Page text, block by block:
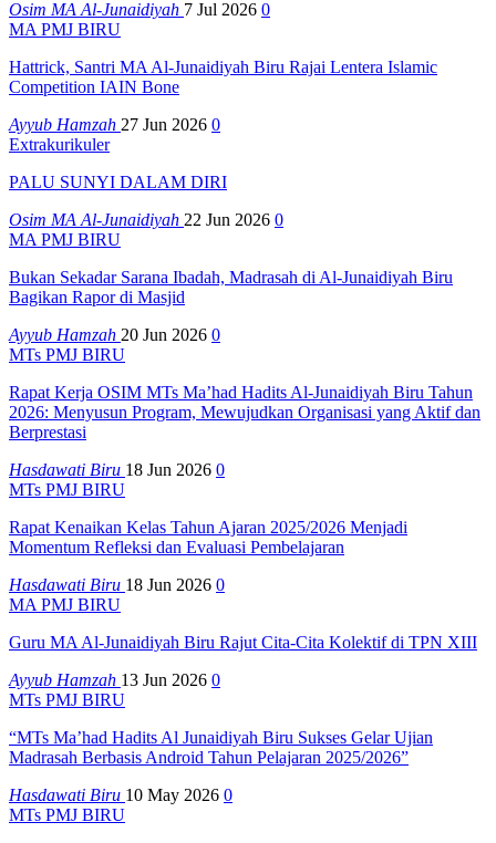
Osim MA Al-Junaidiyah 7 Jul 2026 0
MA PMJ BIRU
Hattrick, Santri MA Al-Junaidiyah Biru Rajai Lentera Islamic
Competition IAIN Bone
Ayyub Hamzah 27 Jun 2026 0
Extrakurikuler
PALU SUNYI DALAM DIRI
Osim MA Al-Junaidiyah 22 Jun 2026 0
MA PMJ BIRU
Bukan Sekadar Sarana Ibadah, Madrasah di Al-Junaidiyah Biru
Bagikan Rapor di Masjid
Ayyub Hamzah 20 Jun 2026 0
MTs PMJ BIRU
Rapat Kerja OSIM MTs Ma’had Hadits Al-Junaidiyah Biru Tahun
2026: Menyusun Program, Mewujudkan Organisasi yang Aktif dan
Berprestasi
Hasdawati Biru 18 Jun 2026 0
MTs PMJ BIRU
Rapat Kenaikan Kelas Tahun Ajaran 2025/2026 Menjadi
Momentum Refleksi dan Evaluasi Pembelajaran
Hasdawati Biru 18 Jun 2026 0
MA PMJ BIRU
Guru MA Al-Junaidiyah Biru Rajut Cita-Cita Kolektif di TPN XIII
Ayyub Hamzah 13 Jun 2026 0
MTs PMJ BIRU
“MTs Ma’had Hadits Al Junaidiyah Biru Sukses Gelar Ujian
Madrasah Berbasis Android Tahun Pelajaran 2025/2026”
Hasdawati Biru 10 May 2026 0
MTs PMJ BIRU